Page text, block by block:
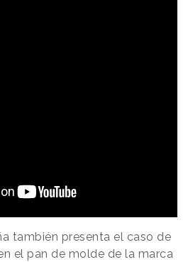
también presenta el caso de
el pan de molde de la marca